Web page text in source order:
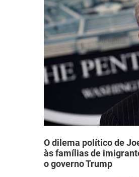
O dilema político de
às famílias de
o governo Trump